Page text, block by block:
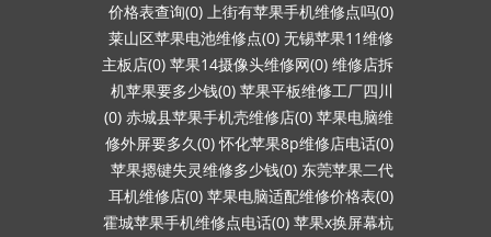
价格表查询(0) 上街有苹果手机维修点吗(0)
莱山区苹果电池维修点(0) 无锡苹果11维修
主板店(0) 苹果14摄像头维修网(0) 维修店拆
机苹果要多少钱(0) 苹果平板维修工厂四川
(0) 赤城县苹果手机壳维修店(0) 苹果电脑维
修外屏要多久(0) 怀化苹果8p维修店电话(0)
苹果摁键失灵维修多少钱(0) 东莞苹果二代
耳机维修店(0) 苹果电脑适配维修价格表(0)
霍城苹果手机维修点电话(0) 苹果x换屏幕杭